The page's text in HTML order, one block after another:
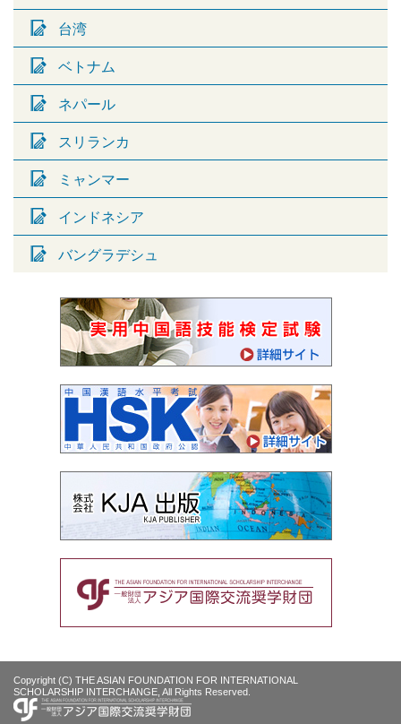
台湾
ベトナム
ネパール
スリランカ
ミャンマー
インドネシア
バングラデシュ
Copyright (C) THE ASIAN FOUNDATION FOR INTERNATIONAL
SCHOLARSHIP INTERCHANGE, All Rights Reserved.